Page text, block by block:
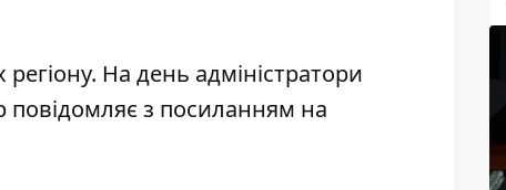
На день адміністратори
з посиланням на